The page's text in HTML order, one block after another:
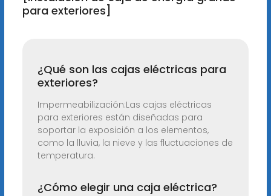
para exteriores]
¿Qué son las cajas eléctricas para
exteriores?
Impermeabilización:Las cajas eléctricas
para exteriores están diseñadas para
soportar la exposición a los elementos,
como la lluvia, la nieve y las fluctuaciones de
temperatura.
¿Cómo elegir una caja eléctrica?